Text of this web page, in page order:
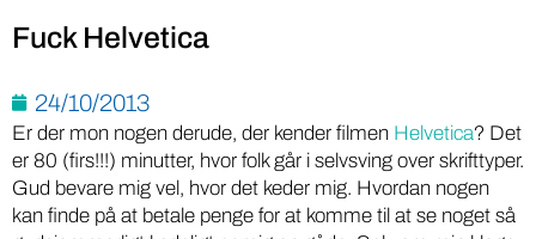
Fuck Helvetica
24/10/2013
Er der mon nogen derude, der kender filmen Helvetica? Det
er 80 (firs!!!) minutter, hvor folk går i selvsving over skrifttyper.
Gud bevare mig vel, hvor det keder mig. Hvordan nogen
kan finde på at betale penge for at komme til at se noget så